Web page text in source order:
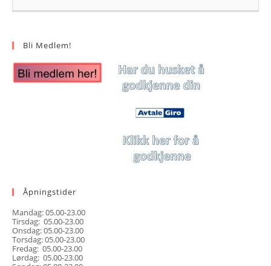
Bli Medlem!
Åpningstider
Mandag: 05.00-23.00
Tirsdag: 05.00-23.00
Onsdag: 05.00-23.00
Torsdag: 05.00-23.00
Fredag: 05.00-23.00
Lørdag: 05.00-23.00